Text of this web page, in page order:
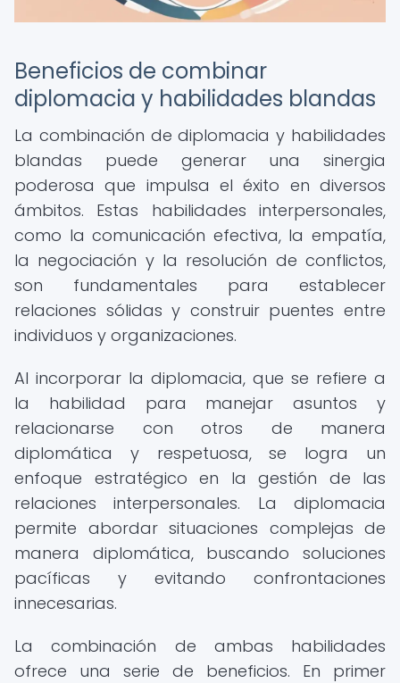
Beneficios de combinar
diplomacia y habilidades blandas
La combinación de diplomacia y habilidades
blandas puede generar una sinergia
poderosa que impulsa el éxito en diversos
ámbitos. Estas habilidades interpersonales,
como la comunicación efectiva, la empatía,
la negociación y la resolución de conflictos,
son fundamentales para establecer
relaciones sólidas y construir puentes entre
individuos y organizaciones.
Al incorporar la diplomacia, que se refiere a
la habilidad para manejar asuntos y
relacionarse con otros de manera
diplomática y respetuosa, se logra un
enfoque estratégico en la gestión de las
relaciones interpersonales. La diplomacia
permite abordar situaciones complejas de
manera diplomática, buscando soluciones
pacíficas y evitando confrontaciones
innecesarias.
La combinación de ambas habilidades
ofrece una serie de beneficios. En primer